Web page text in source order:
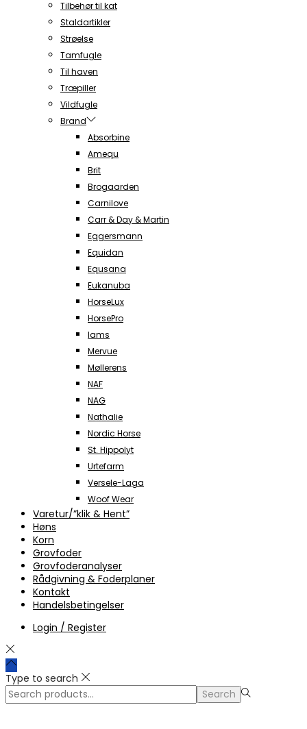
Tilbehør til kat
Staldartikler
Strøelse
Tamfugle
Til haven
Træpiller
Vildfugle
Brand
Absorbine
Amequ
Brit
Brogaarden
Carnilove
Carr & Day & Martin
Eggersmann
Equidan
Equsana
Eukanuba
HorseLux
HorsePro
Iams
Mervue
Møllerens
NAF
NAG
Nathalie
Nordic Horse
St. Hippolyt
Urtefarm
Versele-Laga
Woof Wear
Varetur/”klik & Hent”
Høns
Korn
Grovfoder
Grovfoderanalyser
Rådgivning & Foderplaner
Kontakt
Handelsbetingelser
Login / Register
Type to search
Search
for:>
Search